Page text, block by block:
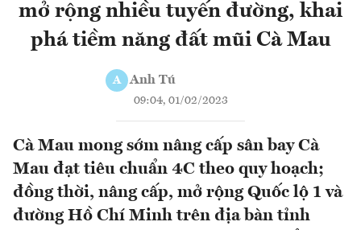
mở rộng nhiều tuyến đường, khai
phá tiềm năng đất mũi Cà Mau
A Anh Tú
09:04, 01/02/2023
Cà Mau mong sớm nâng cấp sân bay Cà
Mau đạt tiêu chuẩn 4C theo quy hoạch;
đồng thời, nâng cấp, mở rộng Quốc lộ 1 và
đường Hồ Chí Minh trên địa bàn tỉnh